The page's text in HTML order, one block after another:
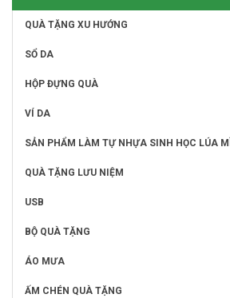
QUÀ TẶNG XU HƯỚNG
SỔ DA
HỘP ĐỰNG QUÀ
VÍ DA
SẢN PHẨM LÀM TỰ NHỰA SINH HỌC LÚA MÌ
QUÀ TẶNG LƯU NIỆM
USB
BỘ QUÀ TẶNG
ÁO MƯA
ẤM CHÉN QUÀ TẶNG